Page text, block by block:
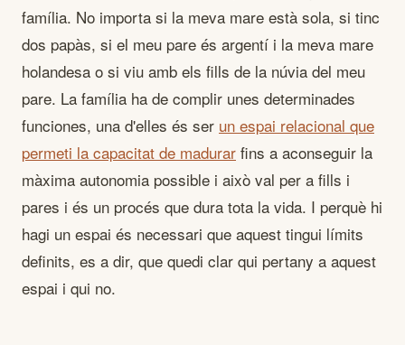
família. No importa si la meva mare està sola, si tinc
dos papàs, si el meu pare és argentí i la meva mare
holandesa o si viu amb els fills de la núvia del meu
pare. La família ha de complir unes determinades
funciones, una d'elles és ser un espai relacional que
permeti la capacitat de madurar fins a aconseguir la
màxima autonomia possible i això val per a fills i
pares i és un procés que dura tota la vida. I perquè hi
hagi un espai és necessari que aquest tingui límits
definits, es a dir, que quedi clar qui pertany a aquest
espai i qui no.